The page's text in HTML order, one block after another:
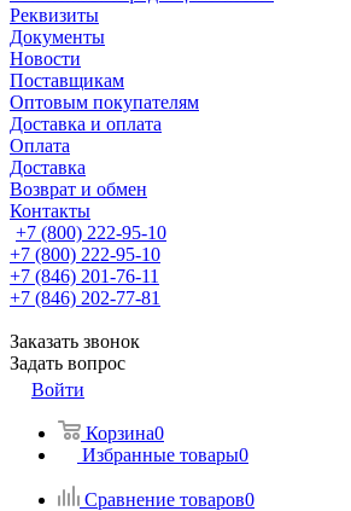
Реквизиты
Документы
Новости
Поставщикам
Оптовым покупателям
Доставка и оплата
Оплата
Доставка
Возврат и обмен
Контакты
+7 (800) 222-95-10
+7 (800) 222-95-10
+7 (846) 201-76-11
+7 (846) 202-77-81
Заказать звонок
Задать вопрос
Войти
Корзина0
Избранные товары0
Сравнение товаров0